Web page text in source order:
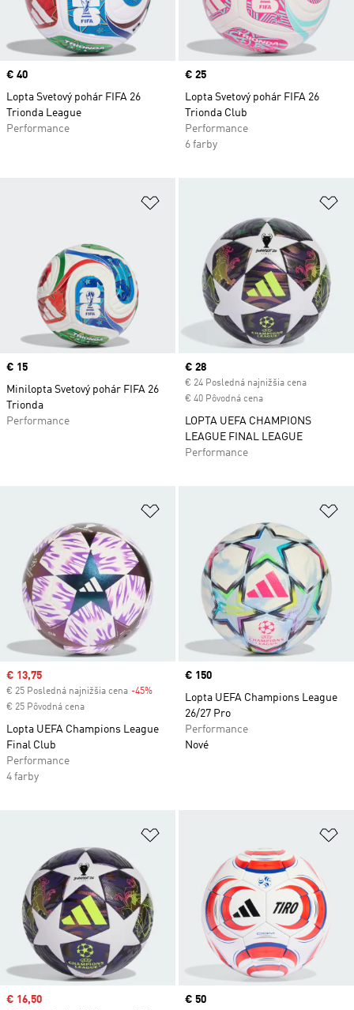
Price
€ 40
Lopta Svetový pohár FIFA 26
Trionda League
Performance
Price
€ 25
Lopta Svetový pohár FIFA 26
Trionda Club
Performance
6 farby
Pridať do zoznamu želaných
Price
€ 15
Minilopta Svetový pohár FIFA 26
Trionda
Performance
Current price
€ 28
€ 24 Posledná najnižšia cena
€ 40 Pôvodná cena
LOPTA UEFA CHAMPIONS
LEAGUE FINAL LEAGUE
Performance
Pridať do zoznamu želaných
Sale price
€ 13,75
€ 25 Posledná najnižšia cena -45% Discount
€ 25 Pôvodná cena
Lopta UEFA Champions League
Final Club
Performance
4 farby
Price
€ 150
Lopta UEFA Champions League
26/27 Pro
Performance
Nové
Pridať do zoznamu želaných
Sale price
€ 16,50 Price
€ 50